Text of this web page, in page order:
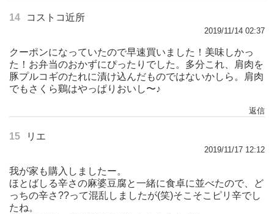
14 コストコ近所
2019/11/14 02:37
クーポンになっていたので早速買いました！美味しかっ
た！お弁当のおかずにぴったりでした。多分これ、肩肉を
豚プルコギのたれに漬け込んだものではないかしら。肩肉
でもさくら鷄はやっぱりおいし〜♪
返信
15 リエ
2019/11/17 12:12
我が家も購入しましたー。
ほとばしる辛さの麻婆豆腐と一緒に食卓に並べたので、ど
っちの辛さ??って混乱しましたが(笑)そこそこピリ辛でし
たね。